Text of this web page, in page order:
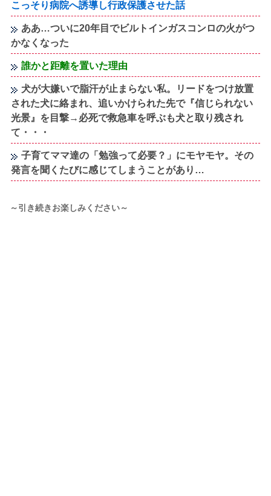
こっそり病院へ誘導し行政保護させた話
ああ…ついに20年目でビルトインガスコンロの火がつ
かなくなった
誰かと距離を置いた理由
犬が大嫌いで脂汗が止まらない私。リードをつけ放置
された犬に絡まれ、追いかけられた先で『信じられない
光景』を目撃→必死で救急車を呼ぶも犬と取り残され
て・・・
子育てママ達の「勉強って必要？」にモヤモヤ。その
発言を聞くたびに感じてしまうことがあり…
～引き続きお楽しみください～